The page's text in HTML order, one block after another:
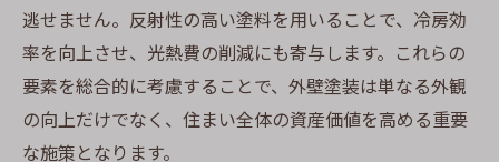
逃せません。反射性の高い塗料を用いることで、冷房効
率を向上させ、光熱費の削減にも寄与します。これらの
要素を総合的に考慮することで、外壁塗装は単なる外観
の向上だけでなく、住まい全体の資産価値を高める重要
な施策となります。